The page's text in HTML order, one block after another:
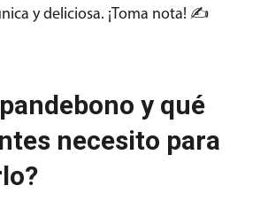
y deliciosa. ¡Toma nota! ✍
y qué
necesito para